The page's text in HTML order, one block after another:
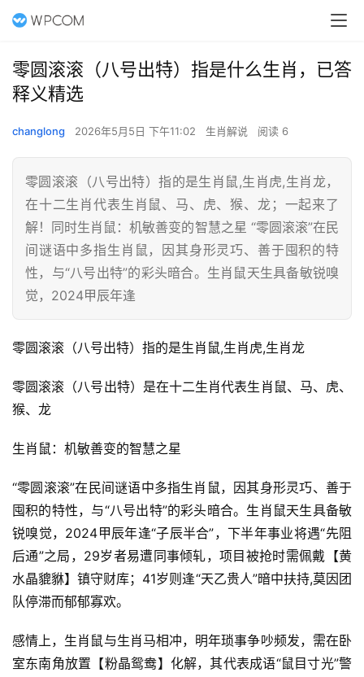
零圆滚滚（八号出特）指是什么生肖，已答
释义精选
changlong 2026年5月5日 下午11:02 生肖解说 阅读 6
零圆滚滚（八号出特）指的是生肖鼠,生肖虎,生肖龙，
在十二生肖代表生肖鼠、马、虎、猴、龙；一起来了
解！同时生肖鼠：机敏善变的智慧之星 “零圆滚滚”在民
间谜语中多指生肖鼠，因其身形灵巧、善于囤积的特
性，与“八号出特”的彩头暗合。生肖鼠天生具备敏锐嗅
觉，2024甲辰年逢
零圆滚滚（八号出特）指的是生肖鼠,生肖虎,生肖龙
零圆滚滚（八号出特）是在十二生肖代表生肖鼠、马、虎、
猴、龙
生肖鼠：机敏善变的智慧之星
“零圆滚滚”在民间谜语中多指生肖鼠，因其身形灵巧、善于
囤积的特性，与“八号出特”的彩头暗合。生肖鼠天生具备敏
锐嗅觉，2024甲辰年逢“子辰半合”，下半年事业将遇“先阻
后通”之局，29岁者易遭同事倾轧，项目被抢时需佩戴【黄
水晶貔貅】镇守财库；41岁则逢“天乙贵人”暗中扶持,莫因团
队停滞而郁郁寡欢。
感情上，生肖鼠与生肖马相冲，明年琐事争吵频发，需在卧
室东南角放置【粉晶鸳鸯】化解，其代表成语“鼠目寸光”警